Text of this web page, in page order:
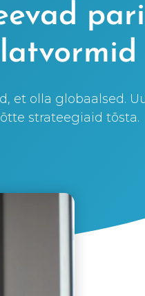
et olla globaalsed.
strateegiaid tõsta.